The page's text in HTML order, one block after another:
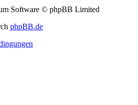
Software © phpBB Limited
phpBB.de